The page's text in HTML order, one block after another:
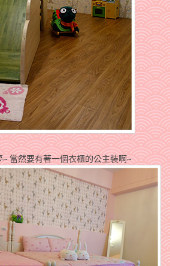
當然要有著一個衣櫃的公主裝啊~